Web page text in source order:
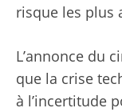
risque les plus
L’annonce du
que la crise
à l’incertitude